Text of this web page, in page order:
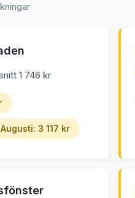
1 746 kr
Augusti: 3 117 kr